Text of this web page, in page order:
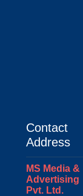
Contact
Address
MS Media &
Advertising
Pvt. Ltd.